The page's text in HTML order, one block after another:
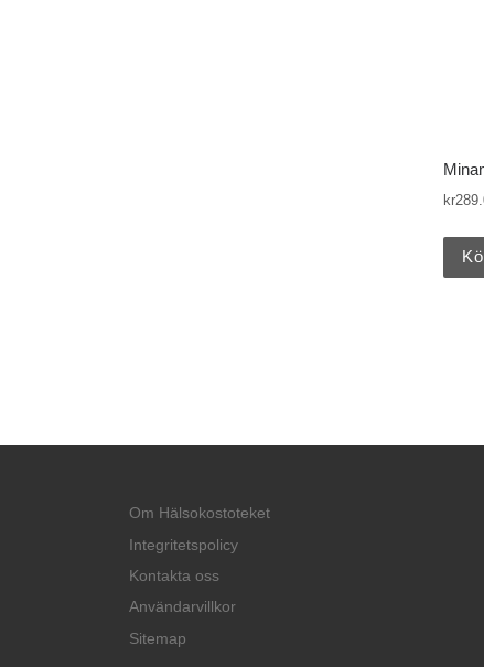
kr
Om Hälsokostoteket
Integritetspolicy
Kontakta oss
Användarvillkor
Sitemap